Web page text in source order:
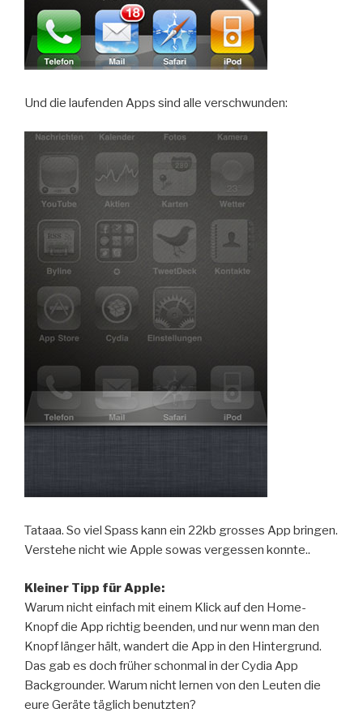
Und die laufenden Apps sind alle verschwunden:
Tataaa. So viel Spass kann ein 22kb grosses App bringen.
Verstehe nicht wie Apple sowas vergessen konnte..
Kleiner Tipp für Apple:
Warum nicht einfach mit einem Klick auf den Home-
Knopf die App richtig beenden, und nur wenn man den
Knopf länger hält, wandert die App in den Hintergrund.
Das gab es doch früher schonmal in der Cydia App
Backgrounder. Warum nicht lernen von den Leuten die
eure Geräte täglich benutzten?